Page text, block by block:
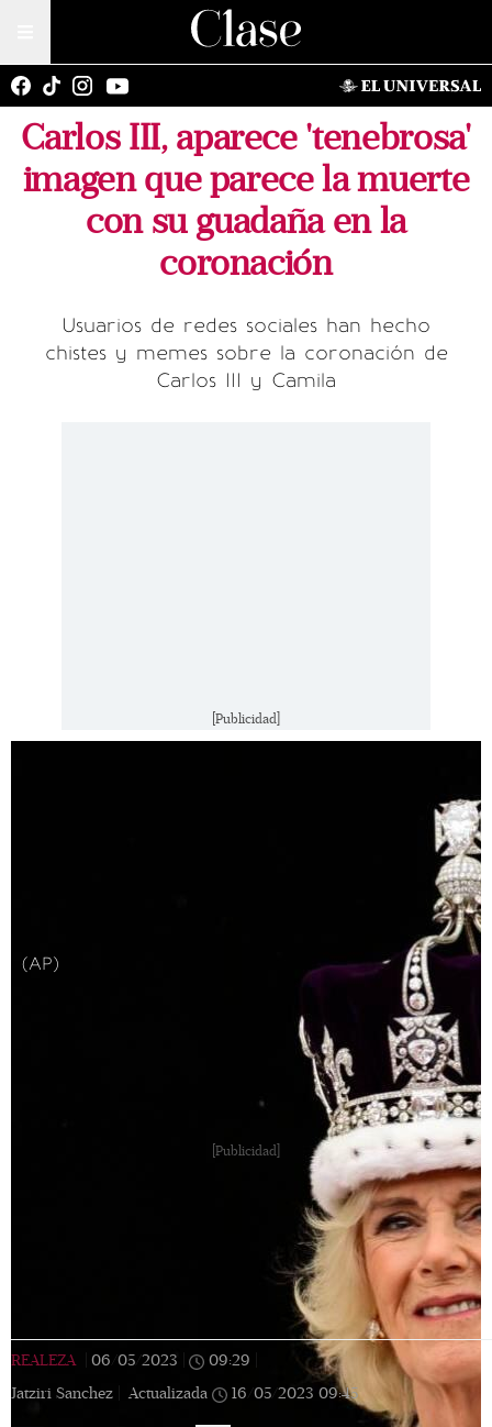
Carlos III, aparece 'tenebrosa'
imagen que parece la muerte
con su guadaña en la
coronación
Usuarios de redes sociales han hecho
chistes y memes sobre la coronación de
Carlos III y Camila
[Publicidad]
(AP)
[Publicidad]
REALEZA 06/05/2023 09:29
Jatziri Sanchez |
Actualizada 16/05/2023 09:45